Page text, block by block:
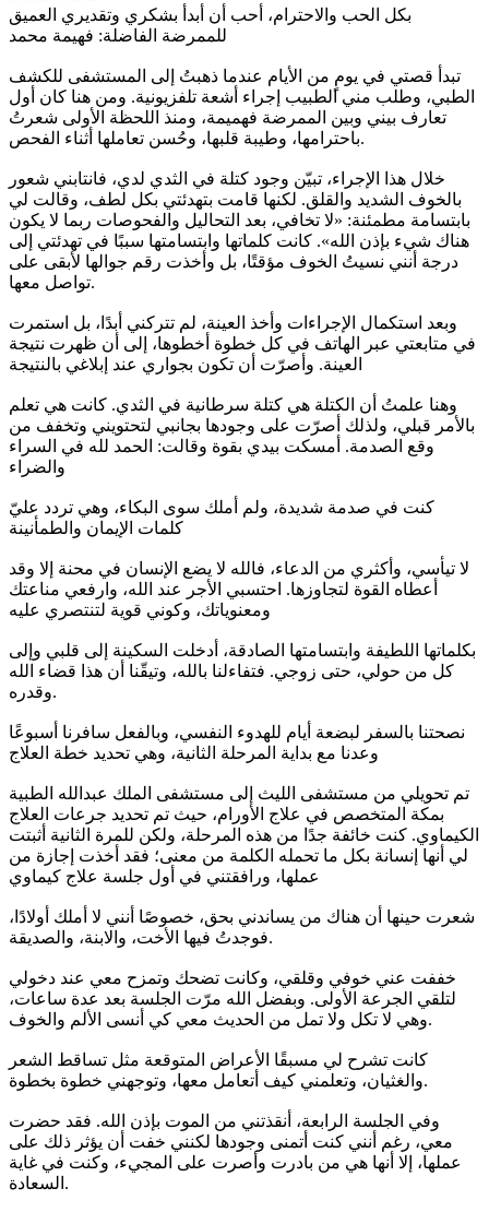
بكل الحب والاحترام، أحب أن أبدأ بشكري وتقديري العميق
للممرضة الفاضلة: فهيمة محمد
تبدأ قصتي في يومٍ من الأيام عندما ذهبتُ إلى المستشفى للكشف
الطبي، وطلب مني الطبيب إجراء أشعة تلفزيونية. ومن هنا كان أول
تعارف بيني وبين الممرضة فهميمة، ومنذ اللحظة الأولى شعرتُ
باحترامها، وطيبة قلبها، وحُسن تعاملها أثناء الفحص.
خلال هذا الإجراء، تبيّن وجود كتلة في الثدي لدي، فانتابني شعور
بالخوف الشديد والقلق. لكنها قامت بتهدئتي بكل لطف، وقالت لي
بابتسامة مطمئنة: «لا تخافي، بعد التحاليل والفحوصات ربما لا يكون
هناك شيء بإذن الله». كانت كلماتها وابتسامتها سببًا في تهدئتي إلى
درجة أنني نسيتُ الخوف مؤقتًا، بل وأخذت رقم جوالها لأبقى على
تواصل معها.
وبعد استكمال الإجراءات وأخذ العينة، لم تتركني أبدًا، بل استمرت
في متابعتي عبر الهاتف في كل خطوة أخطوها، إلى أن ظهرت نتيجة
العينة. وأصرّت أن تكون بجواري عند إبلاغي بالنتيجة
وهنا علمتُ أن الكتلة هي كتلة سرطانية في الثدي. كانت هي تعلم
بالأمر قبلي، ولذلك أصرّت على وجودها بجانبي لتحتويني وتخفف من
وقع الصدمة. أمسكت بيدي بقوة وقالت: الحمد لله في السراء
كنت في صدمة شديدة، ولم أملك سوى البكاء، وهي تردد عليّ
كلمات الإيمان والطمأنينة
لا تيأسي، وأكثري من الدعاء، فالله لا يضع الإنسان في محنة إلا وقد
أعطاه القوة لتجاوزها. احتسبي الأجر عند الله، وارفعي مناعتك
ومعنوياتك، وكوني قوية لتنتصري عليه
بكلماتها اللطيفة وابتسامتها الصادقة، أدخلت السكينة إلى قلبي وإلى
كل من حولي، حتى زوجي. فتفاءلنا بالله، وتيقّنا أن هذا قضاء الله
وقدره.
نصحتنا بالسفر لبضعة أيام للهدوء النفسي، وبالفعل سافرنا أسبوعًا
وعدنا مع بداية المرحلة الثانية، وهي تحديد خطة العلاج
تم تحويلي من مستشفى الليث إلى مستشفى الملك عبدالله الطبية
بمكة المتخصص في علاج الأورام، حيث تم تحديد جرعات العلاج
الكيماوي. كنت خائفة جدًا من هذه المرحلة، ولكن للمرة الثانية أثبتت
لي أنها إنسانة بكل ما تحمله الكلمة من معنى؛ فقد أخذت إجازة من
عملها، ورافقتني في أول جلسة علاج كيماوي
شعرت حينها أن هناك من يساندني بحق، خصوصًا أنني لا أملك أولادًا،
فوجدتُ فيها الأخت، والابنة، والصديقة.
خففت عني خوفي وقلقي، وكانت تضحك وتمزح معي عند دخولي
لتلقي الجرعة الأولى. وبفضل الله مرّت الجلسة بعد عدة ساعات،
وهي لا تكل ولا تمل من الحديث معي كي أنسى الألم والخوف.
كانت تشرح لي مسبقًا الأعراض المتوقعة مثل تساقط الشعر
والغثيان، وتعلمني كيف أتعامل معها، وتوجهني خطوة بخطوة.
وفي الجلسة الرابعة، أنقذتني من الموت بإذن الله. فقد حضرت
معي، رغم أنني كنت أتمنى وجودها لكنني خفت أن يؤثر ذلك على
عملها، إلا أنها هي من بادرت وأصرت على المجيء، وكنت في غاية
السعادة.